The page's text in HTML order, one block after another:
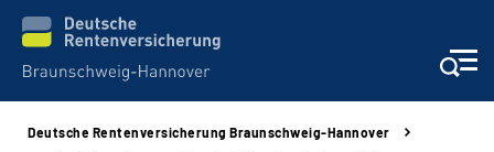
Deutsche Rentenversicherung Braunschweig-Hannover